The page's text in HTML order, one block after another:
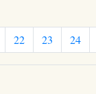
22 23 24